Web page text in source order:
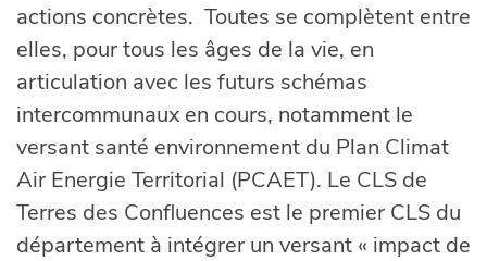
actions concrètes. Toutes se complètent entre
elles, pour tous les âges de la vie, en
articulation avec les futurs schémas
intercommunaux en cours, notamment le
versant santé environnement du Plan Climat
Air Energie Territorial (PCAET). Le CLS de
Terres des Confluences est le premier CLS du
département à intégrer un versant « impact de